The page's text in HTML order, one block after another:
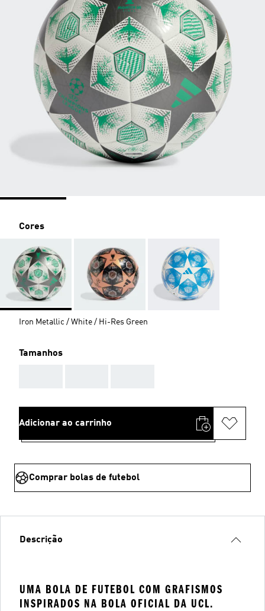
Cores
Iron Metallic / White / Hi-Res Green
Tamanhos
Adicionar ao carrinho
Comprar bolas de futebol
Descrição
UMA BOLA DE FUTEBOL COM GRAFISMOS
INSPIRADOS NA BOLA OFICIAL DA UCL.